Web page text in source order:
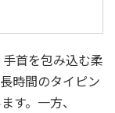
首を包み込む柔
時間のタイピン
す。一方、